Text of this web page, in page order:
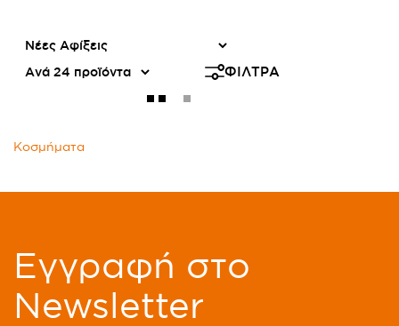
ΦΙΛΤΡΑ
Κοσμήματα
Eγγραφή στο
Newsletter